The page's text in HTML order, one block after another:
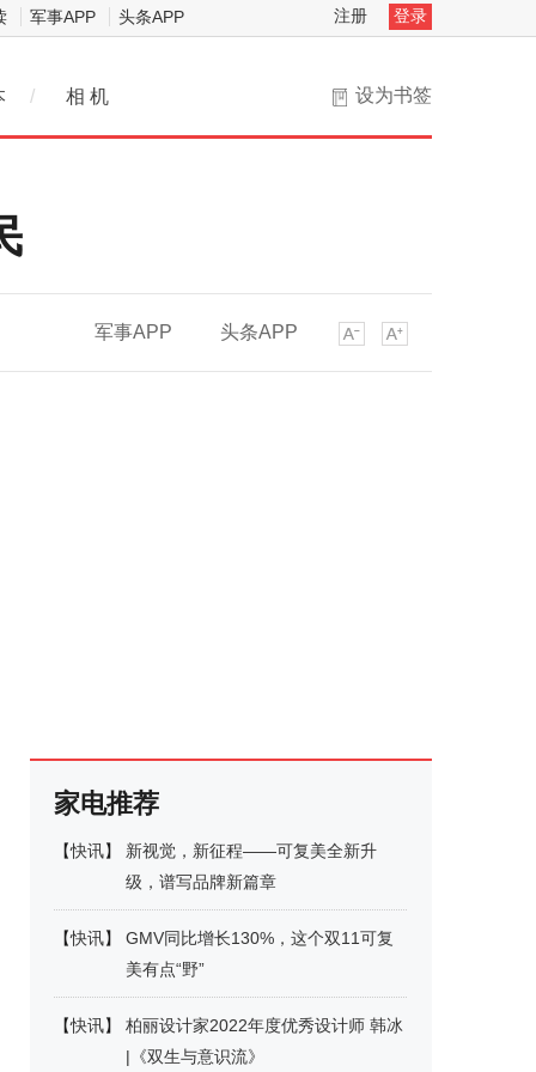
军事APP 头条APP 注册 登录
设为书签
/ 相 机
军事APP 头条APP
家电推荐
【快讯】
新视觉，新征程——可复美全新升
级，谱写品牌新篇章
【快讯】
GMV同比增长130%，这个双11可复
美有点“野”
【快讯】
柏丽设计家2022年度优秀设计师 韩冰
|《双生与意识流》